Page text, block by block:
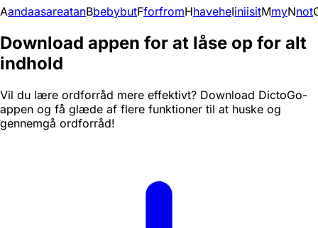
AandaasareatanBbebybutFforfromHhaveheIiniisitMmyNnot
Download appen for at låse op for alt
indhold
Vil du lære ordforråd mere effektivt? Download DictoGo-
appen og få glæde af flere funktioner til at huske og
gennemgå ordforråd!